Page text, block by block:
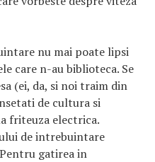
nu mai poate lipsi
care n-au biblioteca. Se
(ei, da, si noi traim din
de cultura si
friteuza electrica.
de intrebuintare
gatirea in